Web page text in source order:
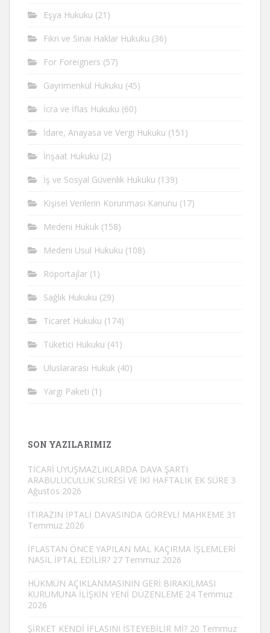
Eşya Hukuku (21)
Fikri ve Sinai Haklar Hukuku (36)
For Foreigners (57)
Gayrimenkul Hukuku (45)
İcra ve İflas Hukuku (60)
İdare, Anayasa ve Vergi Hukuku (151)
İnşaat Hukuku (2)
İş ve Sosyal Güvenlik Hukuku (139)
Kişisel Verilerin Korunması Kanunu (17)
Medeni Hukuk (158)
Medeni Usul Hukuku (108)
Röportajlar (1)
Sağlık Hukuku (29)
Ticaret Hukuku (174)
Tüketici Hukuku (41)
Uluslararası Hukuk (40)
Yargı Paketi (1)
SON YAZILARIMIZ
TİCARİ UYUŞMAZLIKLARDA DAVA ŞARTI
ARABULUCULUK SÜRESİ VE İKİ HAFTALIK EK SÜRE 3
Ağustos 2026
İTİRAZIN İPTALİ DAVASINDA GÖREVLİ MAHKEME 31
Temmuz 2026
İFLASTAN ÖNCE YAPILAN MAL KAÇIRMA İŞLEMLERİ
NASIL İPTAL EDİLİR? 27 Temmuz 2026
HÜKMÜN AÇIKLANMASININ GERİ BIRAKILMASI
KURUMUNA İLİŞKİN YENİ DÜZENLEME 24 Temmuz
2026
ŞİRKET KENDİ İFLASINI İSTEYEBİLİR Mİ? 20 Temmuz